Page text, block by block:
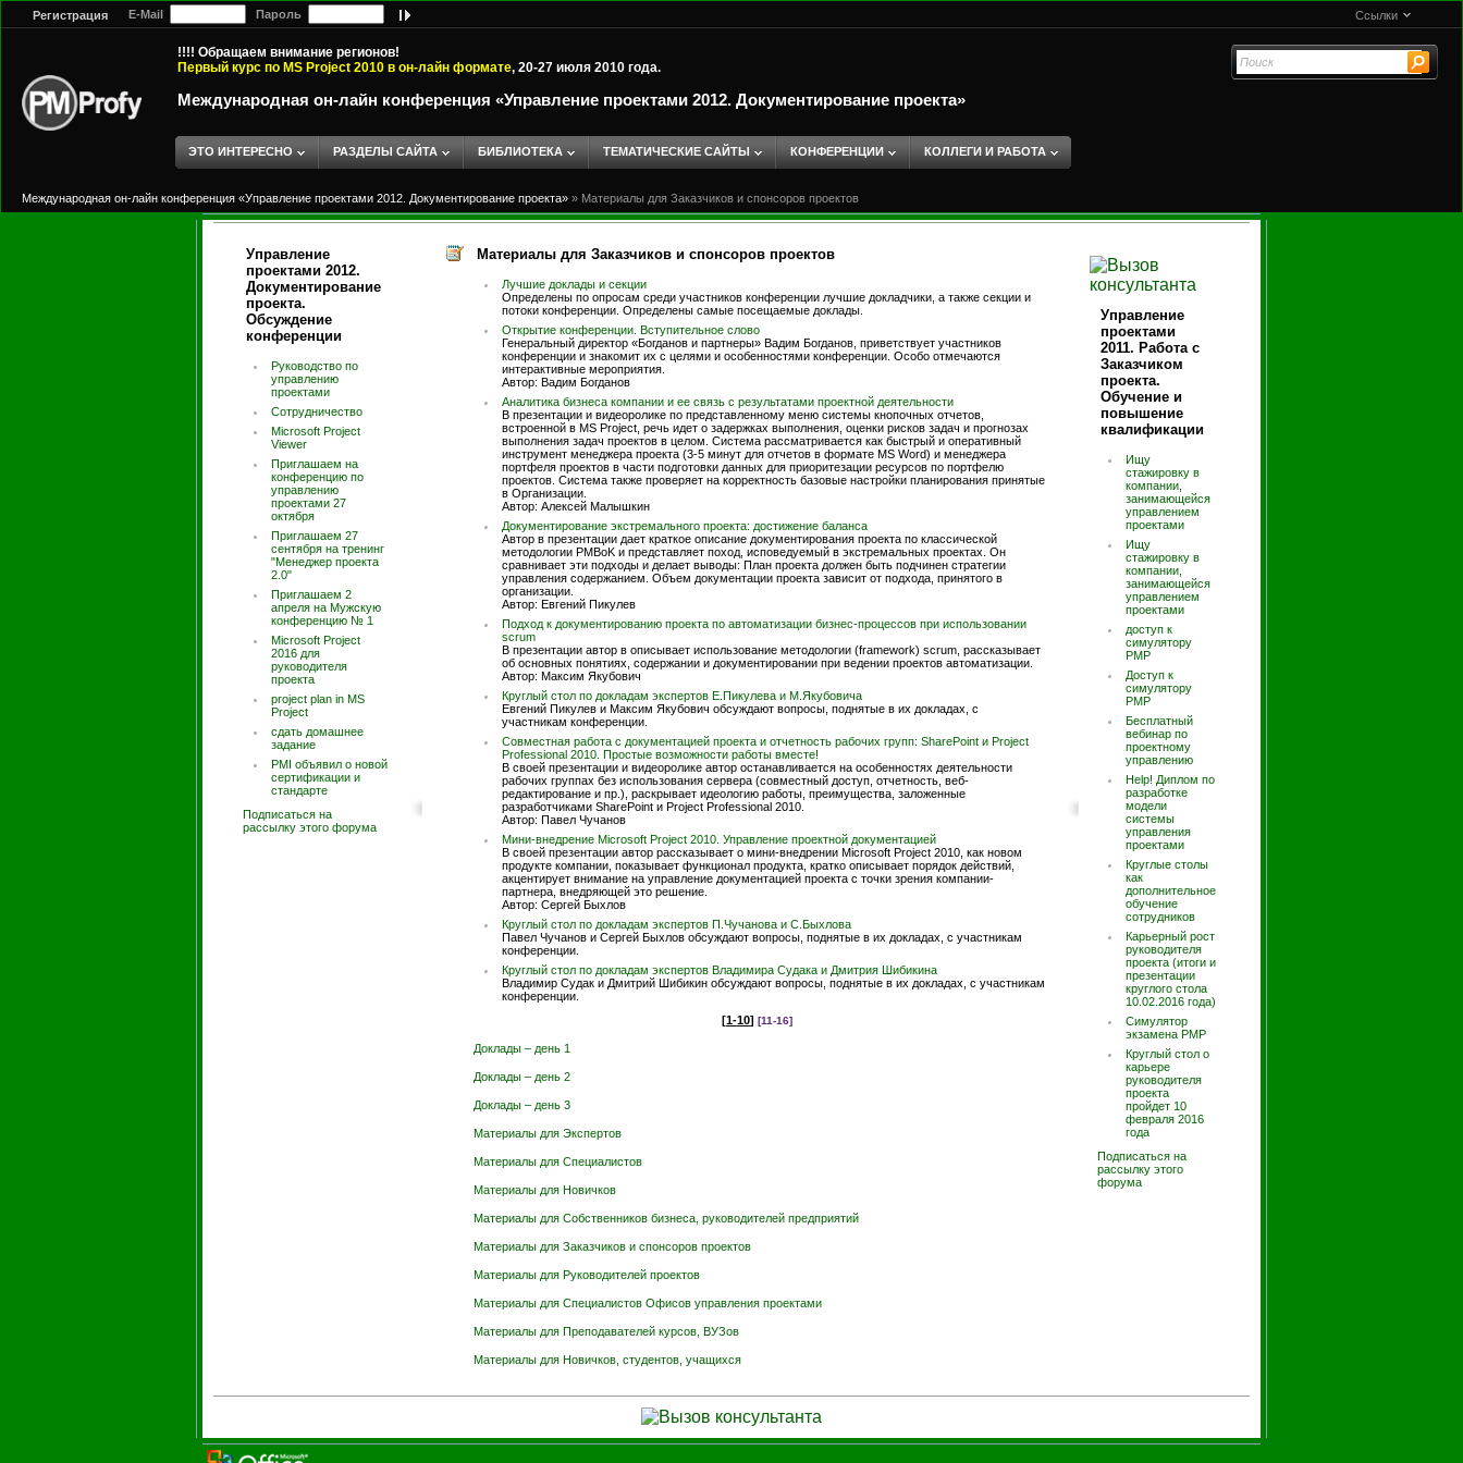
Регистрация E-Mail Пароль Ссылки
!!!! Обращаем внимание регионов!
Первый курс по MS Project 2010 в он-лайн формате, 20-27 июля 2010 года.
Международная он-лайн конференция «Управление проектами 2012. Документирование проекта»
ЭТО ИНТЕРЕСНО РАЗДЕЛЫ САЙТА БИБЛИОТЕКА ТЕМАТИЧЕСКИЕ САЙТЫ КОНФЕРЕНЦИИ КОЛЛЕГИ И РАБОТА
Международная он-лайн конференция «Управление проектами 2012. Документирование проекта» » Материалы для Заказчиков и спонсоров проектов
Управление
проектами 2012.
Документирование
проекта.
Обсуждение
конференции
Руководство по
управлению
проектами
Сотрудничество
Microsoft Project
Viewer
Приглашаем на
конференцию по
управлению
проектами 27
октября
Приглашаем 27
сентября на тренинг
"Менеджер проекта
2.0"
Приглашаем 2
апреля на Мужскую
конференцию № 1
Microsoft Project
2016 для
руководителя
проекта
project plan in MS
Project
сдать домашнее
задание
PMI объявил о новой
сертификации и
стандарте
Подписаться на
рассылку этого форума
Материалы для Заказчиков и спонсоров проектов
Лучшие доклады и секции
Определены по опросам среди участников конференции лучшие докладчики, а также секции и
потоки конференции. Определены самые посещаемые доклады.
Открытие конференции. Вступительное слово
Генеральный директор «Богданов и партнеры» Вадим Богданов, приветствует участников
конференции и знакомит их с целями и особенностями конференции. Особо отмечаются
интерактивные мероприятия.
Автор: Вадим Богданов
Аналитика бизнеса компании и ее связь с результатами проектной деятельности
В презентации и видеоролике по представленному меню системы кнопочных отчетов,
встроенной в MS Project, речь идет о задержках выполнения, оценки рисков задач и прогнозах
выполнения задач проектов в целом. Система рассматривается как быстрый и оперативный
инструмент менеджера проекта (3-5 минут для отчетов в формате MS Word) и менеджера
портфеля проектов в части подготовки данных для приоритезации ресурсов по портфелю
проектов. Система также проверяет на корректность базовые настройки планирования принятые
в Организации.
Автор: Алексей Малышкин
Документирование экстремального проекта: достижение баланса
Автор в презентации дает краткое описание документирования проекта по классической
методологии PMBoK и представляет поход, исповедуемый в экстремальных проектах. Он
сравнивает эти подходы и делает выводы: План проекта должен быть подчинен стратегии
управления содержанием. Объем документации проекта зависит от подхода, принятого в
организации.
Автор: Евгений Пикулев
Подход к документированию проекта по автоматизации бизнес-процессов при использовании
scrum
В презентации автор в описывает использование методологии (framework) scrum, рассказывает
об основных понятиях, содержании и документировании при ведении проектов автоматизации.
Автор: Максим Якубович
Круглый стол по докладам экспертов Е.Пикулева и М.Якубовича
Евгений Пикулев и Максим Якубович обсуждают вопросы, поднятые в их докладах, с
участникам конференции.
Совместная работа с документацией проекта и отчетность рабочих групп: SharePoint и Project
Professional 2010. Простые возможности работы вместе!
В своей презентации и видеоролике автор останавливается на особенностях деятельности
рабочих группах без использования сервера (совместный доступ, отчетность, веб-
редактирование и пр.), раскрывает идеологию работы, преимущества, заложенные
разработчиками SharePoint и Project Professional 2010.
Автор: Павел Чучанов
Мини-внедрение Microsoft Project 2010. Управление проектной документацией
В своей презентации автор рассказывает о мини-внедрении Microsoft Project 2010, как новом
продукте компании, показывает функционал продукта, кратко описывает порядок действий,
акцентирует внимание на управление документацией проекта с точки зрения компании-
партнера, внедряющей это решение.
Автор: Сергей Быхлов
Круглый стол по докладам экспертов П.Чучанова и С.Быхлова
Павел Чучанов и Сергей Быхлов обсуждают вопросы, поднятые в их докладах, с участникам
конференции.
Круглый стол по докладам экспертов Владимира Судака и Дмитрия Шибикина
Владимир Судак и Дмитрий Шибикин обсуждают вопросы, поднятые в их докладах, с участникам
конференции.
[1-10] [11-16]
Доклады – день 1
Доклады – день 2
Доклады – день 3
Материалы для Экспертов
Материалы для Специалистов
Материалы для Новичков
Материалы для Собственников бизнеса, руководителей предприятий
Материалы для Заказчиков и спонсоров проектов
Материалы для Руководителей проектов
Материалы для Специалистов Офисов управления проектами
Материалы для Преподавателей курсов, ВУЗов
Материалы для Новичков, студентов, учащихся
Управление
проектами
2011. Работа с
Заказчиком
проекта.
Обучение и
повышение
квалификации
Ищу
стажировку в
компании,
занимающейся
управлением
проектами
Ищу
стажировку в
компании,
занимающейся
управлением
проектами
доступ к
симулятору
PMP
Доступ к
симулятору
РМР
Бесплатный
вебинар по
проектному
управлению
Help! Диплом по
разработке
модели
системы
управления
проектами
Круглые столы
как
дополнительное
обучение
сотрудников
Карьерный рост
руководителя
проекта (итоги и
презентации
круглого стола
10.02.2016 года)
Симулятор
экзамена PMP
Круглый стол о
карьере
руководителя
проекта
пройдет 10
февраля 2016
года
Подписаться на
рассылку этого
форума